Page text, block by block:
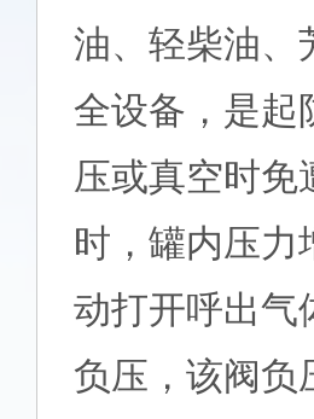
油、轻柴油、
全设备，是起
压或真空时免
时，罐内压力
动打开呼出气
负压，该阀负